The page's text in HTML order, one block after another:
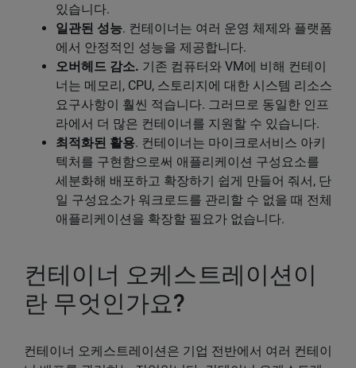
있습니다.
일관된 성능. 컨테이너는 여러 운영 체제와 플랫폼
에서 안정적인 성능을 제공합니다.
오버헤드 감소. 기존 컴퓨터와 VM에 비해 컨테이
너는 메모리, CPU, 스토리지에 대한 시스템 리소스
요구사항이 훨씬 적습니다. 그러므로 동일한 인프
라에서 더 많은 컨테이너를 지원할 수 있습니다.
최적화된 활용. 컨테이너는 마이크로서비스 아키
텍처를 구현함으로써 애플리케이션 구성요소를
세분화해 배포하고 확장하기 쉽게 만들어 줘서, 단
일 구성요소가 워크로드를 관리할 수 없을 때 전체
애플리케이션을 확장할 필요가 없습니다.
컨테이너 오케스트레이션이
란 무엇인가요?
컨테이너 오케스트레이션은 기업 전반에서 여러 컨테이